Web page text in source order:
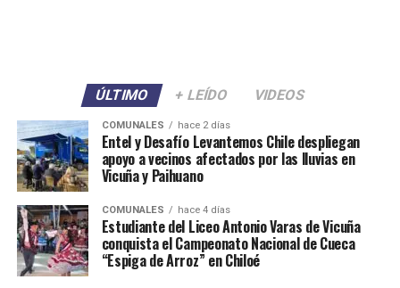
ÚLTIMO + LEÍDO VIDEOS
COMUNALES hace 2 días
Entel y Desafío Levantemos Chile despliegan
apoyo a vecinos afectados por las lluvias en
Vicuña y Paihuano
COMUNALES hace 4 días
Estudiante del Liceo Antonio Varas de Vicuña
conquista el Campeonato Nacional de Cueca
“Espiga de Arroz” en Chiloé